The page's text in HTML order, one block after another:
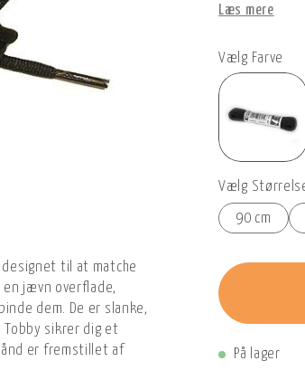
til at matche
en jævn overflade,
dem. De er slanke,
sikrer dig et
er fremstillet af
Læs mere
Vælg Farve
Vælg
90 cm
På lager